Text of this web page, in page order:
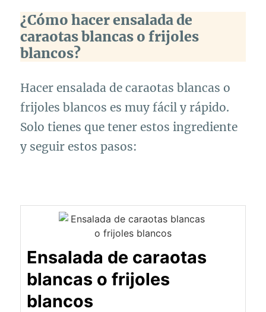
¿Cómo hacer ensalada de
caraotas blancas o frijoles
blancos?
Hacer ensalada de caraotas blancas o
frijoles blancos es muy fácil y rápido.
Solo tienes que tener estos ingrediente
y seguir estos pasos:
Ensalada de caraotas
blancas o frijoles
blancos